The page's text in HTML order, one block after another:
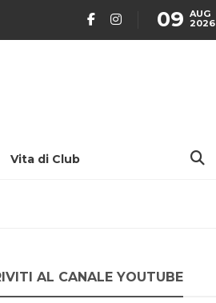
09 AUG
2026
Vita di Club
AL CANALE YOUTUBE